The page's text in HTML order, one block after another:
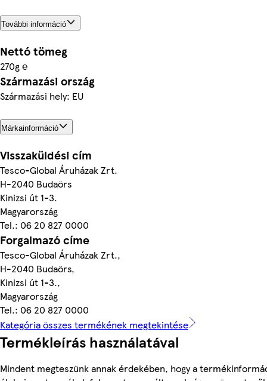
További információ
Nettó tömeg
270g ℮
Származási ország
Származási hely: EU
Márkainformáció
Visszaküldési cím
Tesco-Global Áruházak Zrt.
H-2040 Budaörs
Kinizsi út 1-3.
Magyarország
Tel.: 06 20 827 0000
Forgalmazó címe
Tesco-Global Áruházak Zrt.,
H-2040 Budaörs,
Kinizsi út 1-3.,
Magyarország
Tel.: 06 20 827 0000
Kategória összes termékének megtekintése
Termékleírás használatával
Mindent megteszünk annak érdekében, hogy a